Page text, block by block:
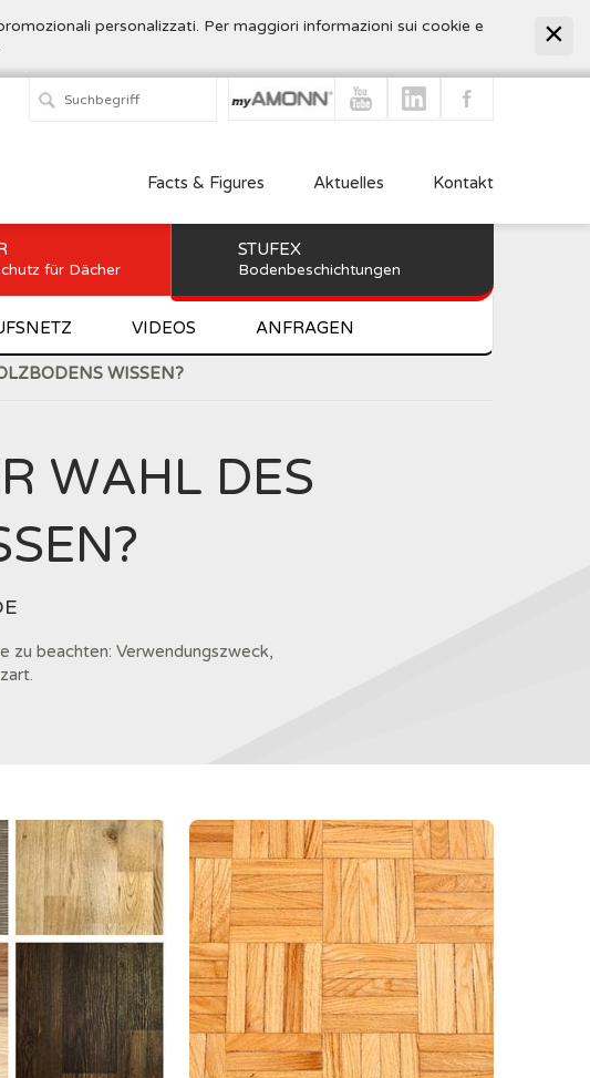
personalizzati. Per maggiori informazioni sui cookie e
Facts & Figures Aktuelles Kontakt
für Dächer
STUFEX
Bodenbeschichtungen
VIDEOS ANFRAGEN
WISSEN?
WAHL DES
zu beachten: Verwendungszweck,